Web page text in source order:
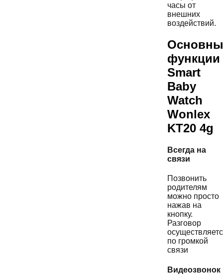
часы от
внешних
воздействий.
функции
Smart
Baby
Watch
Wonlex
KT20 4g
Всегда на
связи
Позвонить
родителям
можно просто
нажав на
кнопку.
Разговор
по громкой
связи
Видеозвонок